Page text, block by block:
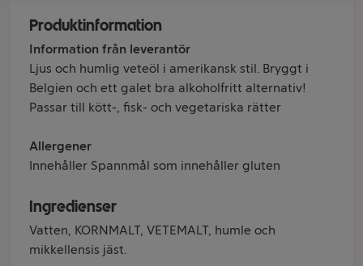
Produktinformation
Information från leverantör
Ljus och humlig veteöl i amerikansk stil. Bryggt i
Belgien och ett galet bra alkoholfritt alternativ!
Passar till kött-, fisk- och vegetariska rätter
Allergener
Innehåller Spannmål som innehåller gluten
Ingredienser
Vatten, KORNMALT, VETEMALT, humle och
mikkellensis jäst.